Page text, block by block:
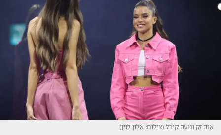
אנה זק ונועה קירל (צילום: אלון לוין)